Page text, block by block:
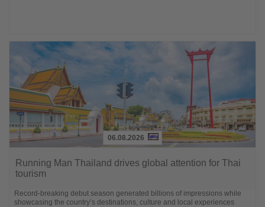
Sie
die
06.08.2026
Running Man Thailand drives global attention for Thai
tourism
Record-breaking debut season generated billions of impressions while
showcasing the country’s destinations, culture and local experiences